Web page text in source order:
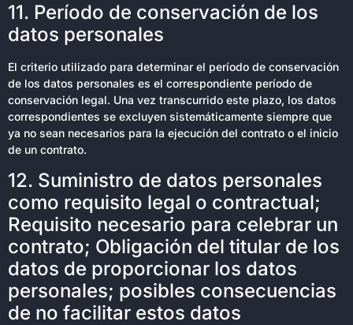
11. Período de conservación de los
datos personales
El criterio utilizado para determinar el período de conservación
de los datos personales es el correspondiente período de
conservación legal. Una vez transcurrido este plazo, los datos
correspondientes se excluyen sistemáticamente siempre que
ya no sean necesarios para la ejecución del contrato o el inicio
de un contrato.
12. Suministro de datos personales
como requisito legal o contractual;
Requisito necesario para celebrar un
contrato; Obligación del titular de los
datos de proporcionar los datos
personales; posibles consecuencias
de no facilitar estos datos